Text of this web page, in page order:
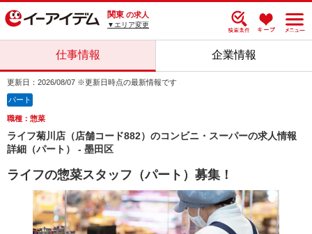
関東 の求人
▼エリア変更
仕事情報 企業情報
更新日：2026/08/07 ※更新日時点の最新情報です
パート
職種：惣菜
ライフ菊川店（店舗コード882）のコンビニ・スーパーの求人情報
詳細（パート） - 墨田区
ライフの惣菜スタッフ（パート）募集！